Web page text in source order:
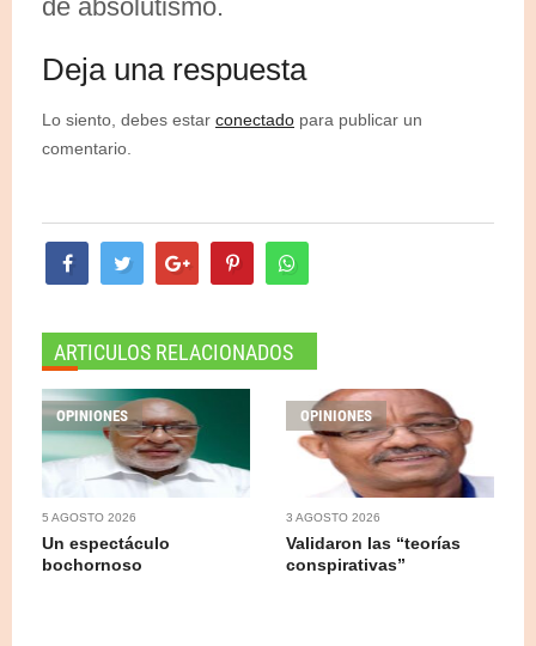
de absolutismo.
Deja una respuesta
Lo siento, debes estar conectado para publicar un
comentario.
ARTICULOS RELACIONADOS
OPINIONES
5 AGOSTO 2026
Un espectáculo
bochornoso
OPINIONES
3 AGOSTO 2026
Validaron las “teorías
conspirativas”